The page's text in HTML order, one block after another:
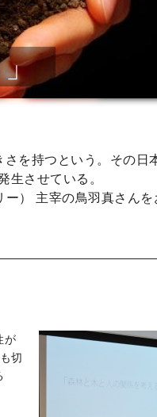
を持つという。その日
生させている。
） 主宰の鳥羽真さん
が
切